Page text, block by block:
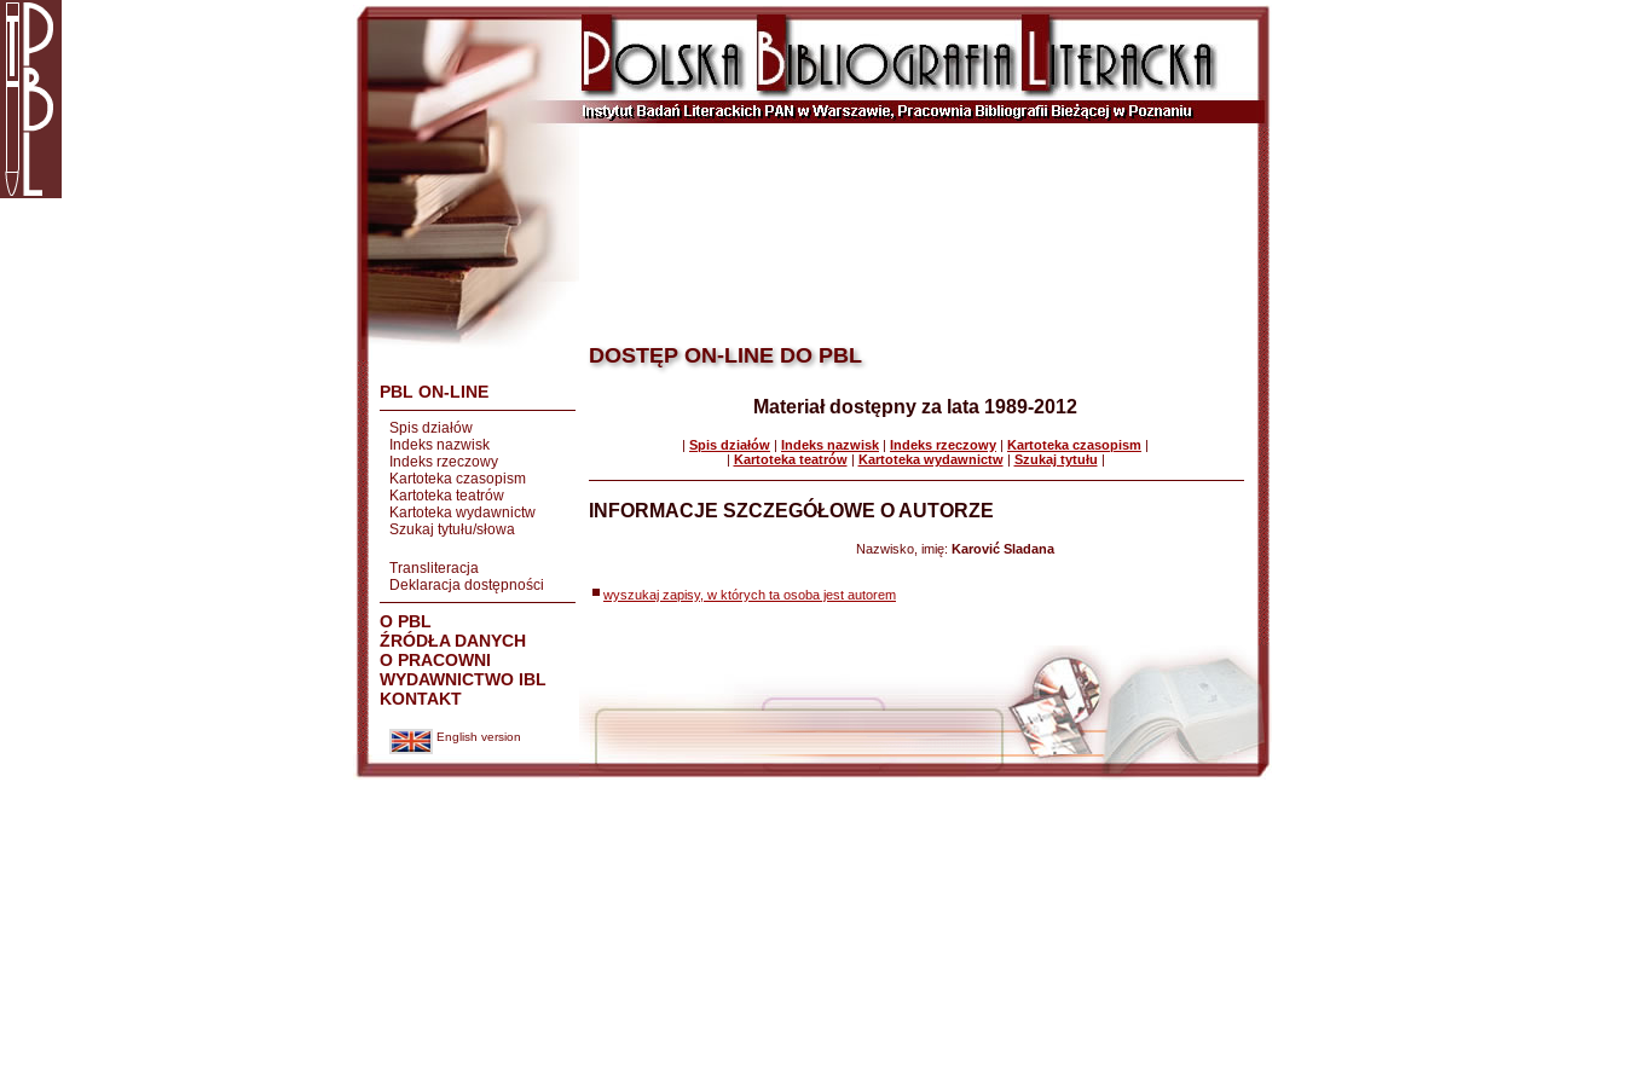
PBL ON-LINE
Spis działów
Indeks nazwisk
Indeks rzeczowy
Kartoteka czasopism
Kartoteka teatrów
Kartoteka wydawnictw
Szukaj tytułu/słowa
Transliteracja
Deklaracja dostępności
O PBL
ŹRÓDŁA DANYCH
O PRACOWNI
WYDAWNICTWO IBL
KONTAKT
English version
DOSTĘP ON-LINE DO PBL
Materiał dostępny za lata 1989-2012
| Spis działów | Indeks nazwisk | Indeks rzeczowy | Kartoteka czasopism |
| Kartoteka teatrów| Kartoteka wydawnictw| Szukaj tytułu |
INFORMACJE SZCZEGÓŁOWE O AUTORZE
Nazwisko, imię: Karović Sladana
wyszukaj zapisy, w których ta osoba jest autorem